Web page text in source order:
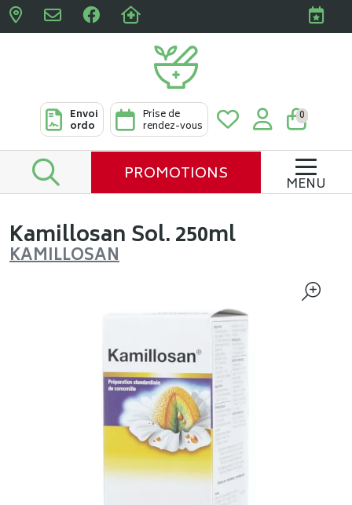
Pharmacies Clabots &
Envoi
ordo
Prise de
rendez-vous
0
PROMOTIONS MENU
Kamillosan Sol. 250ml
KAMILLOSAN